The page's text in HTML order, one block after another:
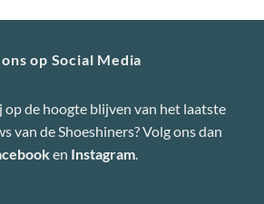
op Social Media
op de hoogte blijven van het laatste
van de Shoeshiners? Volg ons dan
en Instagram.